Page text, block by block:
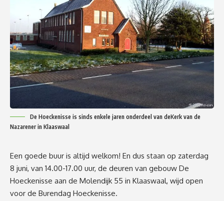
De Hoeckenisse is sinds enkele jaren onderdeel van deKerk van de
Nazarener in Klaaswaal
Een goede buur is altijd welkom! En dus staan op zaterdag
8 juni, van 14.00-17.00 uur, de deuren van gebouw De
Hoeckenisse aan de Molendijk 55 in Klaaswaal, wijd open
voor de Burendag Hoeckenisse.